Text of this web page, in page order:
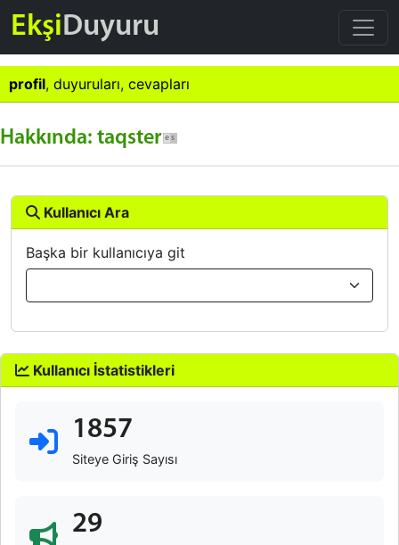
EkşiDuyuru
profil, duyuruları, cevapları
Hakkında: taqster
Kullanıcı Ara
Başka bir kullanıcıya git
Kullanıcı İstatistikleri
1857
Siteye Giriş Sayısı
29